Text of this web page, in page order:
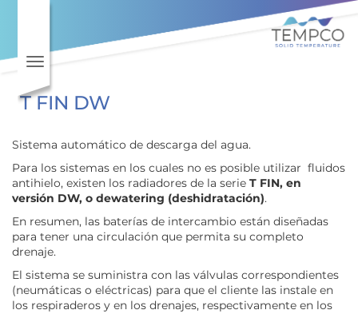
Toggle navigation
T FIN DW
Sistema automático de descarga del agua.
Para los sistemas en los cuales no es posible utilizar fluidos
antihielo, existen los radiadores de la serie T FIN, en
versión DW, o dewatering (deshidratación).
En resumen, las baterías de intercambio están diseñadas
para tener una circulación que permita su completo
drenaje.
El sistema se suministra con las válvulas correspondientes
(neumáticas o eléctricas) para que el cliente las instale en
los respiraderos y en los drenajes, respectivamente en los